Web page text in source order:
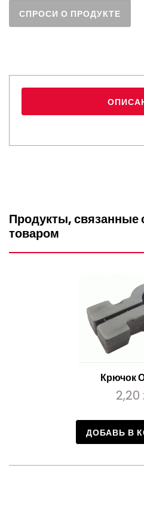
СПРОСИ О ПРОДУКТЕ
Продукты,
товаром
Крючок
2,20
ДОБАВЬ В